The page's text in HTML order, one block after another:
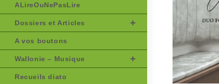
ALireOuNePasLire
Dossiers et Articles
A vos boutons
Wallonie – Musique
Recueils diato